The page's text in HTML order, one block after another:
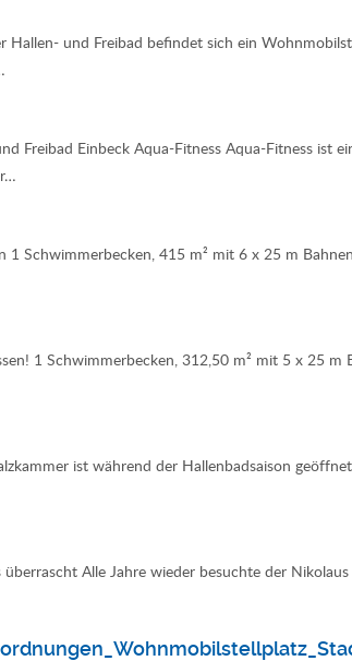
Hallen- und Freibad befindet sich ein
Freibad Einbeck Aqua-Fitness Aqua-Fitness ist
1 Schwimmerbecken, 415 m² mit 6 x 25 m
1 Schwimmerbecken, 312,50 m² mit 5 x 25
ist während der Hallenbadsaison
Alle Jahre wieder besuchte der